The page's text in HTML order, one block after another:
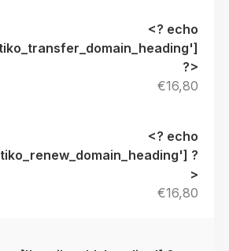
€16,80
€16,80